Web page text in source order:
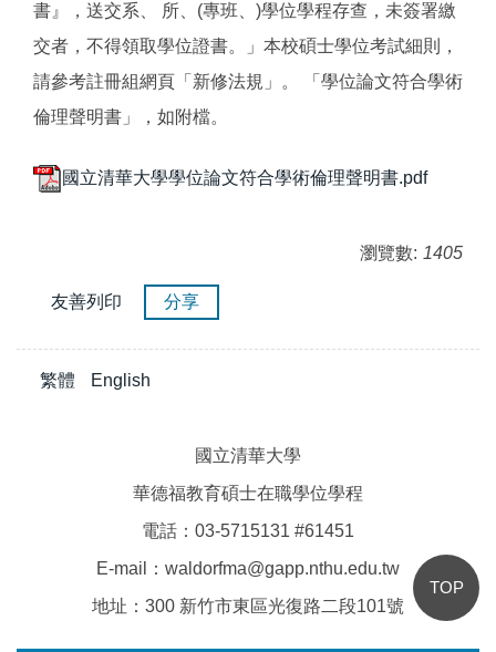
書』，送交系、 所、(專班、)學位學程存查，未簽署繳
交者，不得領取學位證書。」本校碩士學位考試細則，
請參考註冊組網頁「新修法規」。 「學位論文符合學術
倫理聲明書」，如附檔。
國立清華大學學位論文符合學術倫理聲明書.pdf
瀏覽數: 1405
友善列印 分享
繁體 English
國立清華大學
華德福教育碩士在職學位學程
電話：03-5715131 #61451
E-mail
：waldorfma@gapp.nthu.edu.tw
地址：300 新竹市東區光復路二段101號
TOP